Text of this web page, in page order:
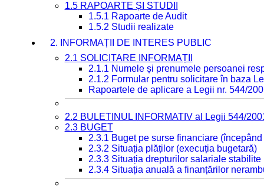
1.5 RAPOARTE ȘI STUDII
1.5.1 Rapoarte de Audit
1.5.2 Studii realizate
2. INFORMAȚII DE INTERES PUBLIC
2.1 SOLICITARE INFORMAȚII
2.1.1 Numele și prenumele persoanei
2.1.2 Formular pentru solicitare în baza
Rapoartele de aplicare a Legii nr. 544/
2.2 BULETINUL INFORMATIV al Legii 544/
2.3 BUGET
2.3.1 Buget pe surse financiare
2.3.2 Situația plăților (execuția bugetară)
2.3.3 Situația drepturilor salariale
2.3.4 Situația anuală a finanțărilor